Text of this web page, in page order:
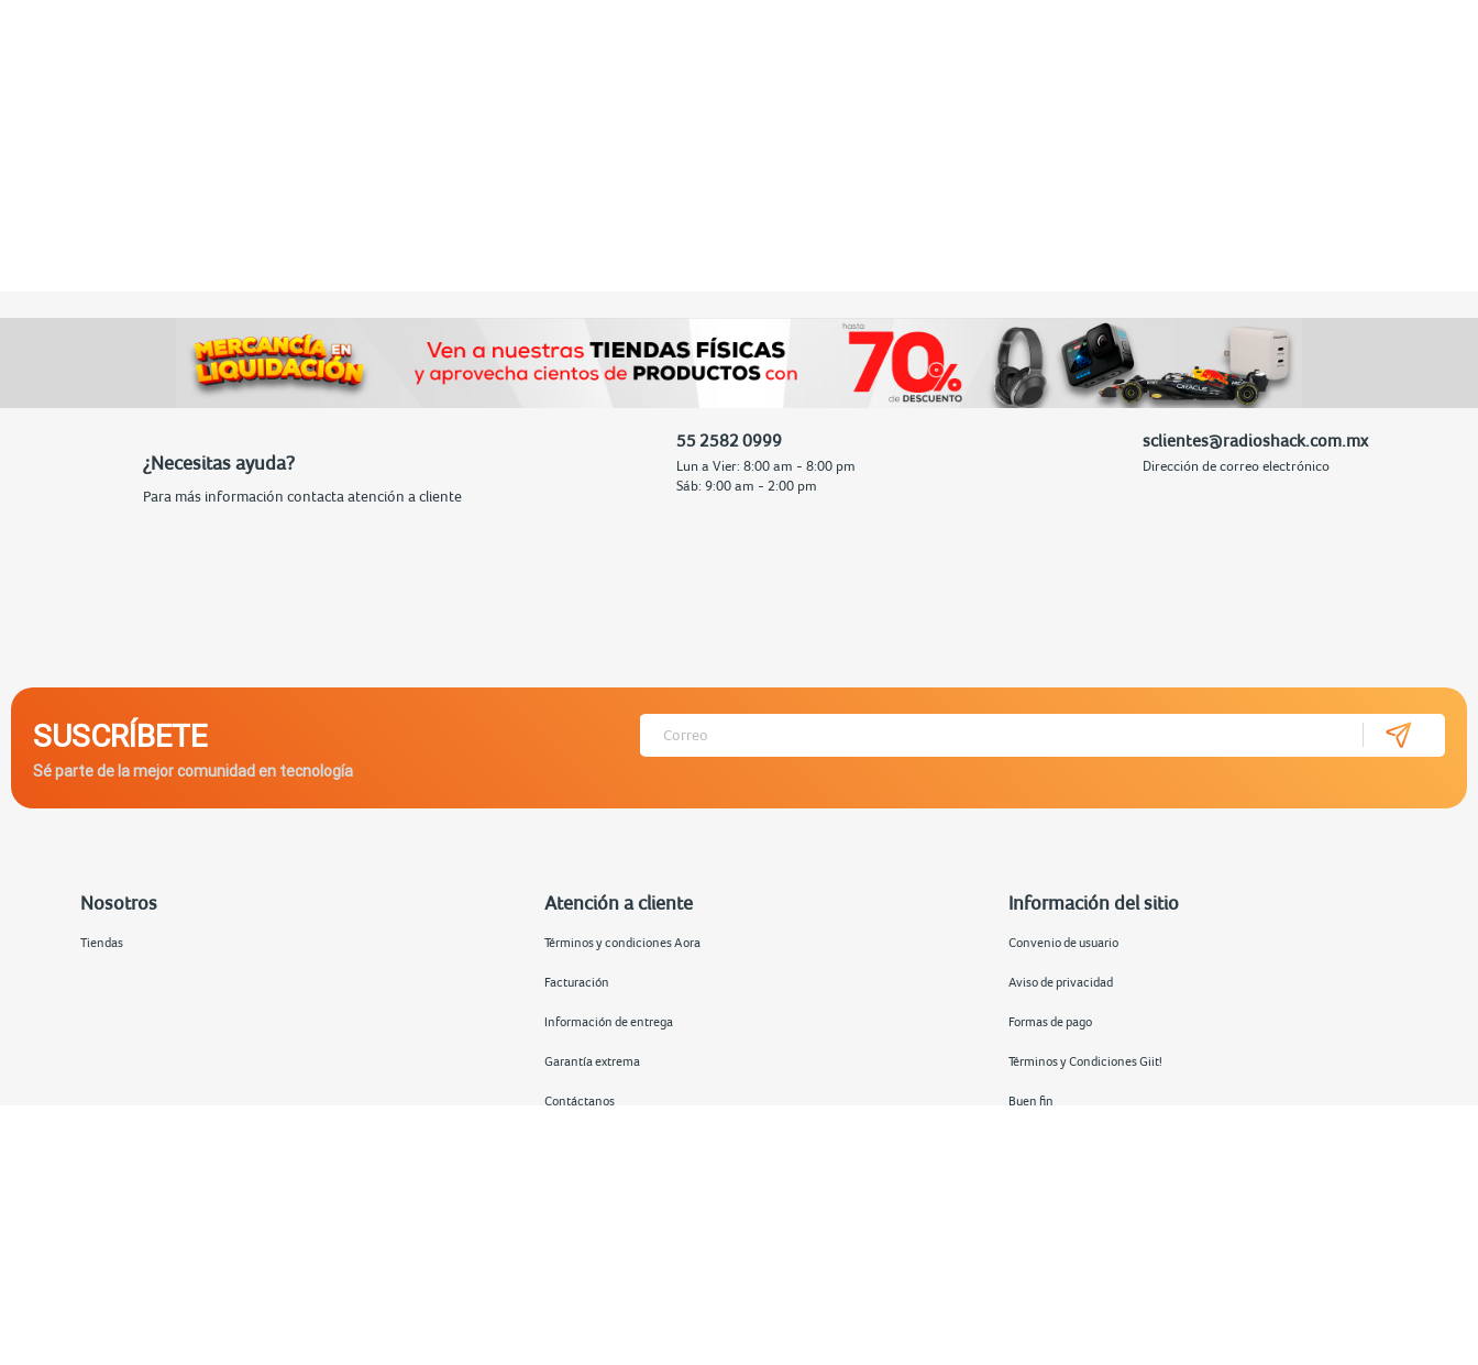
¿Necesitas ayuda?
Para más información contacta atención a cliente
55 2582 0999
Lun a Vier: 8:00 am - 8:00 pm
Sáb: 9:00 am - 2:00 pm
sclientes@radioshack.com.mx
Dirección de correo electrónico
SUSCRÍBETE
Sé parte de la mejor comunidad en tecnología
Nosotros
Tiendas
Atención a cliente
Términos y condiciones Aora
Facturación
Información de entrega
Garantía extrema
Contáctanos
Información del sitio
Convenio de usuario
Aviso de privacidad
Formas de pago
Términos y Condiciones Giit!
Buen fin